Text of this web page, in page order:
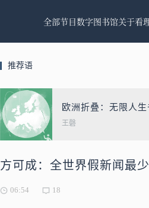
全部节目数字图书馆关于看
推荐语
欧洲折叠：无限人
王磬
方可成：全世界假新闻最
06:54 18